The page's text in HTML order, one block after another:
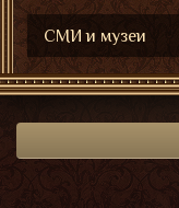
СМИ и музеи